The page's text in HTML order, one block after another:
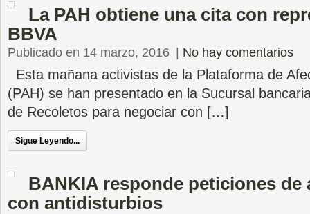
La PAH obtiene una cita con
BBVA
Publicado en 14 marzo, 2016 No hay comentarios
Esta mañana activistas de la Plataforma de
(PAH) se han presentado en la Sucursal
de Recoletos para negociar con […]
Sigue Leyendo...
BANKIA responde peticiones de
con antidisturbios